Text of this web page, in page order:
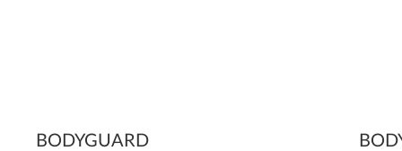
BODYGUARD